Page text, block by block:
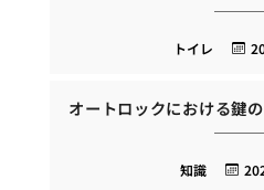
トイレ
オートロックにおける鍵
知識